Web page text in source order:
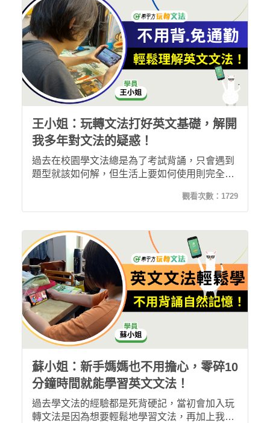
王小姐：玩轉文法打好英文基礎，解開
我多年對文法的疑惑！
過去在校園學文法總是為了考試背誦，只會遇到
題型就該如何解，但生活上要如何使用則完全當
幾個月後感覺不僅能節省交通時間，影片內容也
非常有趣紮實，解開我多年不懂的時態、發音問
觀看次數： 1729
蘇小姐：新手媽媽也不用擔心，零碎10
分鐘時間就能學習英文文法！
過去學文法的經驗都是死背硬記，當初會加入玩
轉文法是因為想要輕鬆地學習文法，再加上我的